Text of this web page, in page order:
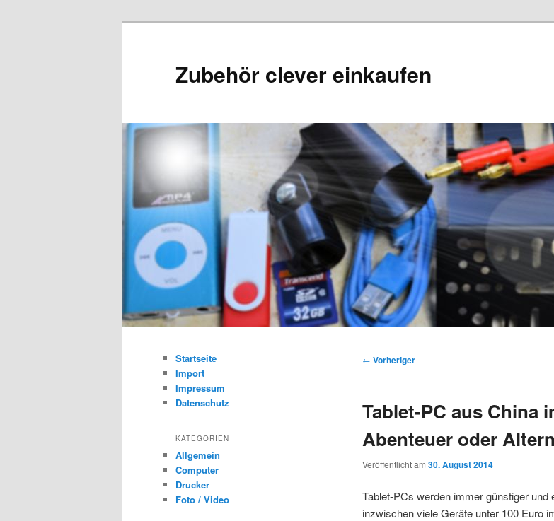
Zubehör clever einkaufen
Beitragsnavigation
← Vorheriger
Tablet-PC aus China
Abenteuer oder
Veröffentlicht am 30. August 2014
Tablet-PCs werden immer günstiger
inzwischen viele Geräte unter 100 Euro
Startseite
Import
Impressum
Datenschutz
KATEGORIEN
Allgemein
Computer
Drucker
Foto / Video